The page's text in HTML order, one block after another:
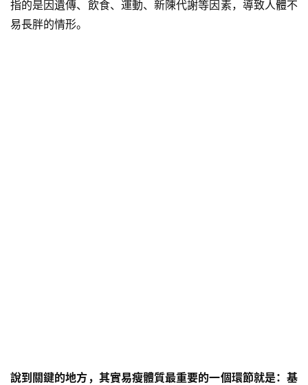
指的是因遺傳、飲食、運動、新陳代謝等因素，導致人體不
易長胖的情形。
說到關鍵的地方，其實易瘦體質最重要的一個環節就是：基